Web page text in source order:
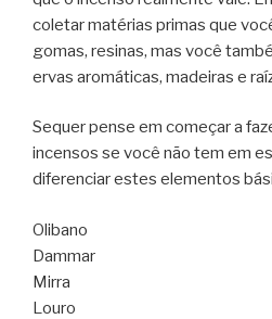
coletar matérias primas que
gomas, resinas, mas você
ervas aromáticas, madeiras e
Sequer pense em começar a
incensos se você não tem em
diferenciar estes elementos
Olibano
Dammar
Mirra
Louro